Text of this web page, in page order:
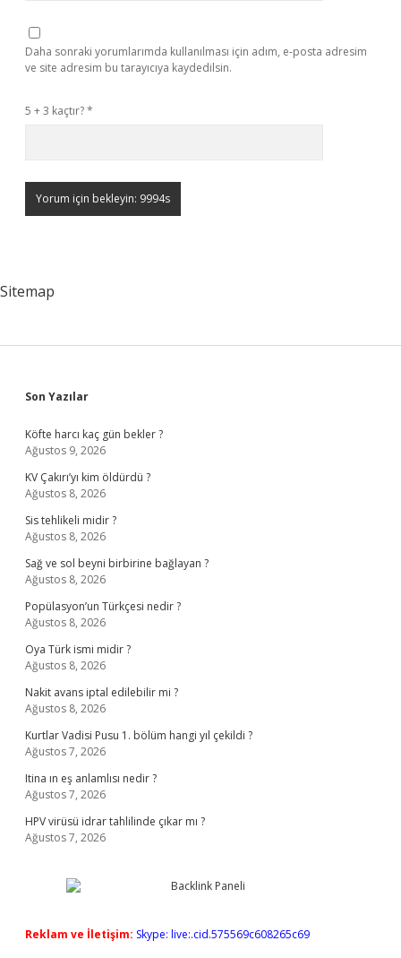
Daha sonraki yorumlarımda kullanılması için adım, e-posta adresim
ve site adresim bu tarayıcıya kaydedilsin.
5 + 3 kaçtır?*
Sitemap
Sidebar
Son Yazılar
Köfte harcı kaç gün bekler ?
Ağustos 9, 2026
KV Çakırı’yı kim öldürdü ?
Ağustos 8, 2026
Sis tehlikeli midir ?
Ağustos 8, 2026
Sağ ve sol beyni birbirine bağlayan ?
Ağustos 8, 2026
Popülasyon’un Türkçesi nedir ?
Ağustos 8, 2026
Oya Türk ismi midir ?
Ağustos 8, 2026
Nakit avans iptal edilebilir mi ?
Ağustos 8, 2026
Kurtlar Vadisi Pusu 1. bölüm hangi yıl çekildi ?
Ağustos 7, 2026
Itina ın eş anlamlısı nedir ?
Ağustos 7, 2026
HPV virüsü idrar tahlilinde çıkar mı ?
Ağustos 7, 2026
Reklam ve İletişim: Skype: live:.cid.575569c608265c69